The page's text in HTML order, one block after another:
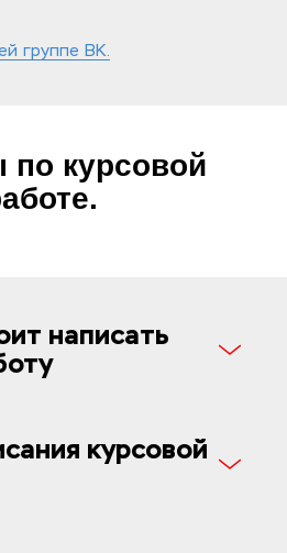
группе ВК.
курсовой
написать
курсовой